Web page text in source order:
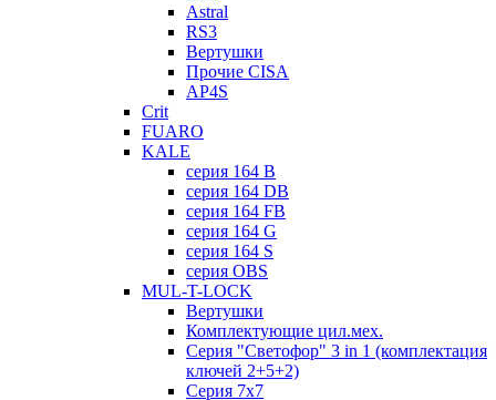
Astral
RS3
Вертушки
Прочие CISA
AP4S
Crit
FUARO
KALE
серия 164 B
серия 164 DB
серия 164 FB
серия 164 G
серия 164 S
серия OBS
MUL-T-LOCK
Вертушки
Комплектующие цил.мех.
Серия "Светофор" 3 in 1 (комплектация
ключей 2+5+2)
Серия 7х7